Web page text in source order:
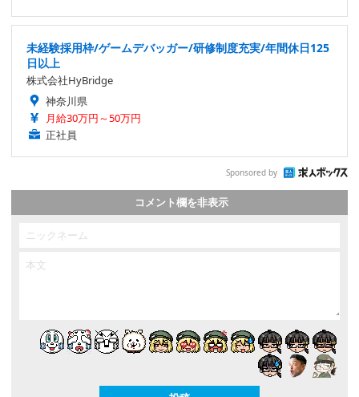
未経験採用枠/ゲームデバッガー/研修制度充実/年間休日125
日以上
株式会社HyBridge
神奈川県
月給30万円～50万円
正社員
Sponsored by
コメント欄を非表示